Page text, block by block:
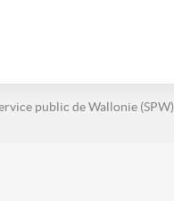
public de Wallonie (SPW)